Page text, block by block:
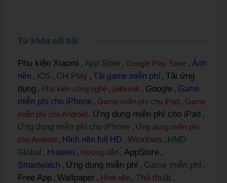
Từ khóa nổi bật
Phụ kiện Xiaomi , App Store , Google Play Store , Ảnh
nền , iOS , CH Play , Tải game miễn phí , Tải ứng
dụng , Phụ kiện công nghệ , jailbreak , Google , Game
miễn phí cho iPhone , Game miễn phí cho iPad , Game
miễn phí cho Android , Ứng dụng miễn phí cho iPad ,
Ứng dụng miễn phí cho iPhone , Ứng dụng miễn phí
cho Android , Hình nền full HD , Windows , HMD
Global , Huawei , Hướng dẫn , AppStore ,
Smartwatch , Ứng dụng miễn phí , Game miễn phí ,
Free App , Wallpaper , Hình nền , Thủ thuật ,